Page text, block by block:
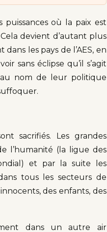
puissances où la paix est
devient d’autant plus
les pays de l’AES, en
sans éclipse qu’il s’agit
nom de leur politique
sacrifiés. Les grandes
l’humanité (la ligue des
et par la suite les
tous les secteurs de
des enfants, des
dans un autre air